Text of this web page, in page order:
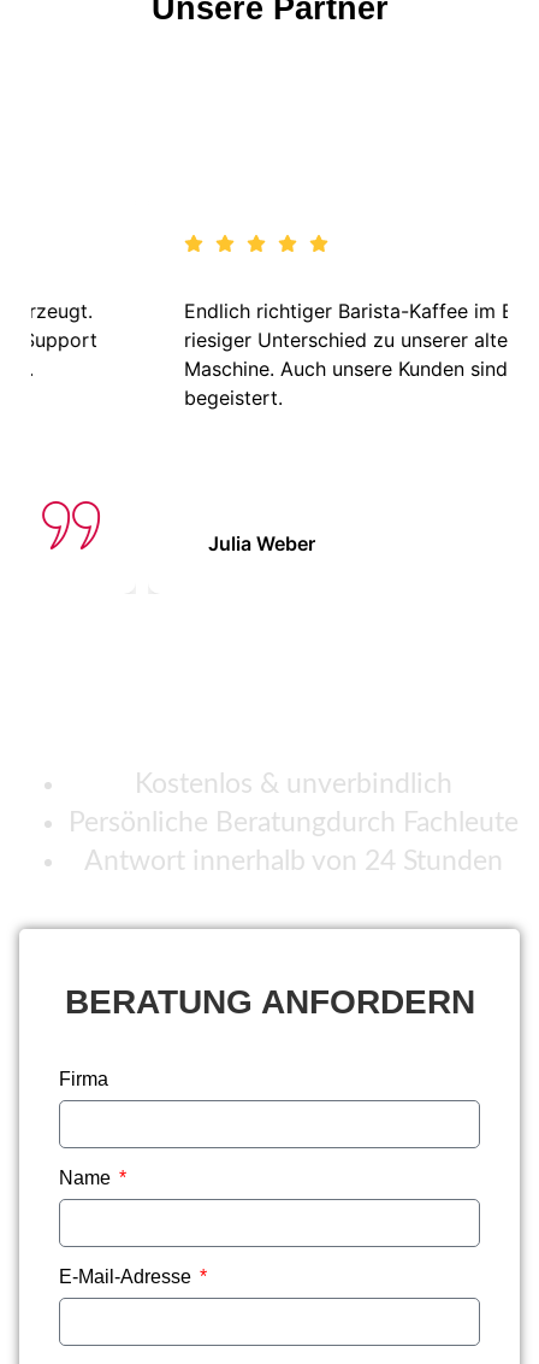
Unsere Partner
Die 14-tägige Testphase hat uns überzeugt.
Hochwertige Technik, kompetenter Support
– klare Empfehlung für Unternehmen.
Jules Reinhardt
Kostenlos & unverbindlich
Persönliche Beratungdurch Fachleute
Antwort innerhalb von 24 Stunden
BERATUNG ANFORDERN
Firma
Name
E-Mail-Adresse